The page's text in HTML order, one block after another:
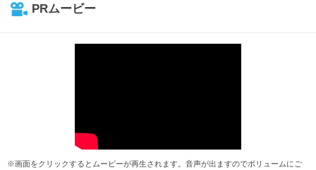
PRムービー
※画面をクリックするとムービーが再生されます。音声が出ますのでボリュームにご